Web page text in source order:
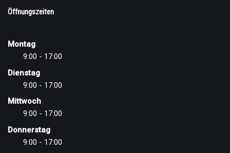
Öffnungszeiten
Montag
9:00 - 17:00
Dienstag
9:00 - 17:00
Mittwoch
9:00 - 17:00
Donnerstag
9:00 - 17:00